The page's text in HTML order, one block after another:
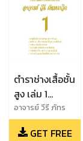
ตำราช่างเสื้อชั้น
สูง เล่ม 1
(ทดลองอ่าน)
อาจารย์ วีรี ภัทร
นาวิก
GET FREE